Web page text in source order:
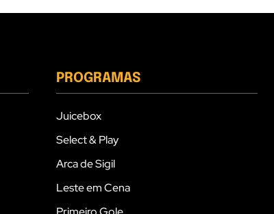
PROGRAMAS
Juicebox
Select & Play
Arca de Sigil
Leste em Cena